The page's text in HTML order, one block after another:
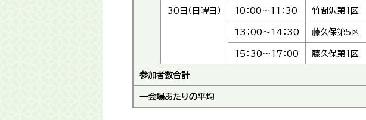
30日（日曜日） 10：00～11：30 竹間沢第1区
13：00～14：30 藤久保第5区
15：30～17：00 藤久保第1区
参加者数合計
一会場あたりの平均